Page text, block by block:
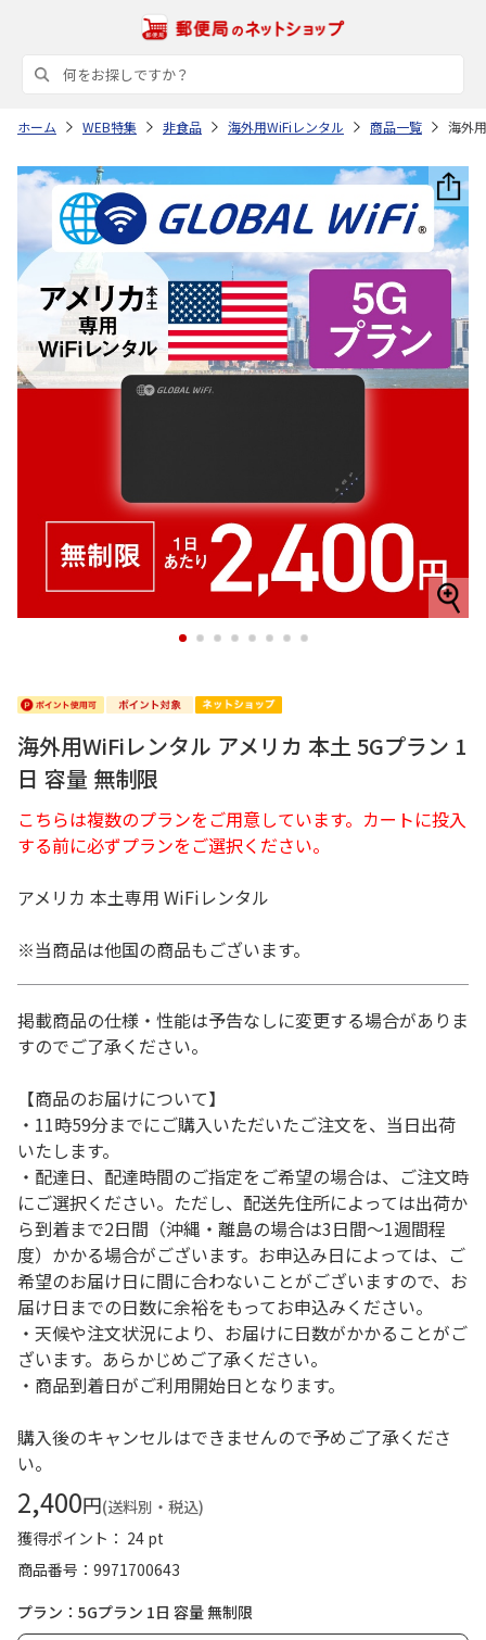
ホーム WEB特集 非食品 海外用WiFiレンタル 商品一覧 海外
1 2 3 4 5 6 7 8
海外用WiFiレンタル アメリカ 本土 5Gプラン 1
日 容量 無制限
こちらは複数のプランをご用意しています。カートに投入
する前に必ずプランをご選択ください。
アメリカ 本土専用 WiFiレンタル
※当商品は他国の商品もございます。
掲載商品の仕様・性能は予告なしに変更する場合がありま
すのでご了承ください。
【商品のお届けについて】
・11時59分までにご購入いただいたご注文を、当日出荷
いたします。
・配達日、配達時間のご指定をご希望の場合は、ご注文時
にご選択ください。ただし、配送先住所によっては出荷か
ら到着まで2日間（沖縄・離島の場合は3日間～1週間程
度）かかる場合がございます。お申込み日によっては、ご
希望のお届け日に間に合わないことがございますので、お
届け日までの日数に余裕をもってお申込みください。
・天候や注文状況により、お届けに日数がかかることがご
ざいます。あらかじめご了承ください。
・商品到着日がご利用開始日となります。
購入後のキャンセルはできませんので予めご了承くださ
い。
2,400円(送料別・税込)
獲得ポイント： 24 pt
商品番号
9971700643
プラン：5Gプラン 1日 容量 無制限